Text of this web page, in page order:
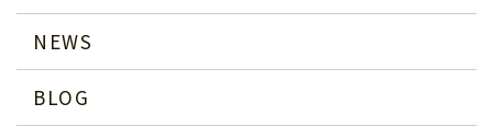
NEWS
BLOG